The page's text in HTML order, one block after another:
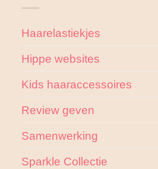
Haarelastiekjes
Hippe websites
Kids haaraccessoires
Review geven
Samenwerking
Sparkle Collectie